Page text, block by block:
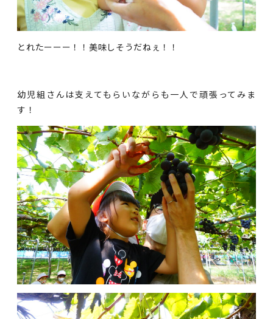
とれたーーー！！美味しそうだねぇ！！
幼児組さんは支えてもらいながらも一人で頑張ってみま
す！